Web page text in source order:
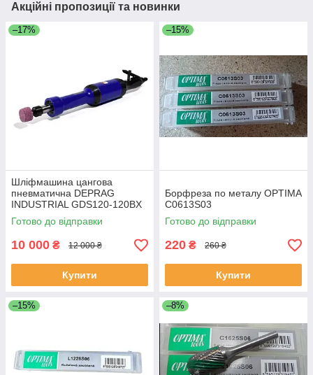
Акційні пропозиції та новинки
–17%
Шліфмашина цангова
пневматична DEPRAG
INDUSTRIAL GDS120-120BX
Готово до відправки
10 000 ₴ 12 000 ₴
Купити
–15%
Борфреза по металу OPTIMA
C0613S03
Готово до відправки
220 ₴ 260 ₴
Купити
–15% –8%